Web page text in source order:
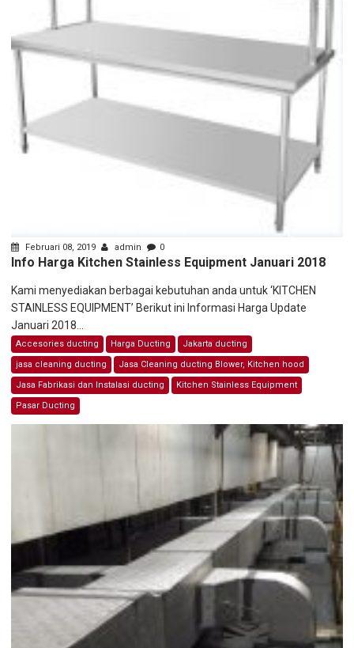
Februari 08, 2019 admin 0
Info Harga Kitchen Stainless Equipment Januari 2018
Kami menyediakan berbagai kebutuhan anda untuk ‘KITCHEN
STAINLESS EQUIPMENT’ Berikut ini Informasi Harga Update
Januari 2018...
Accesories ducting Harga Ducting
Jakarta ducting
jasa cleaning ducting
Jasa Cleaning ducting Blower, Kitchen hood
Jasa Fabrikasi dan Instalasi ducting
Kitchen Stainless Equipment
Pasar Ducting